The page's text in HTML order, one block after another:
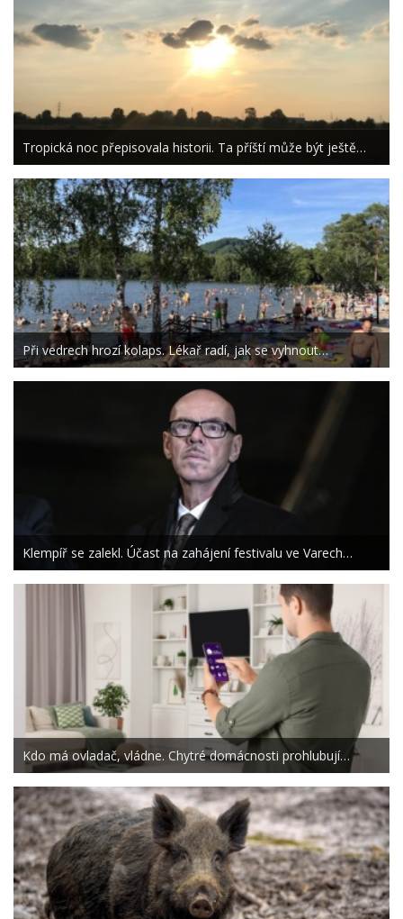
Tropická noc přepisovala historii. Ta příští může být ještě…
Při vedrech hrozí kolaps. Lékař radí, jak se vyhnout…
Klempíř se zalekl. Účast na zahájení festivalu ve Varech…
Kdo má ovladač, vládne. Chytré domácnosti prohlubují…